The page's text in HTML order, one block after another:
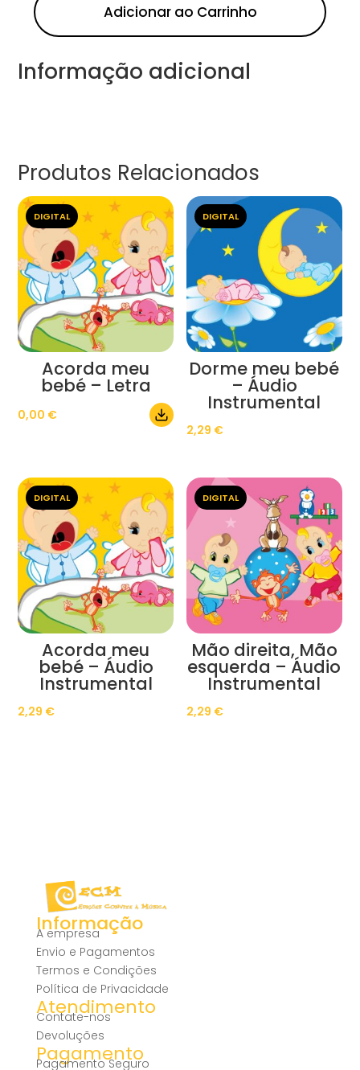
Adicionar ao Carrinho
Informação adicional
Produtos Relacionados
DIGITAL
Acorda meu
bebé – Letra
0,00 €
DIGITAL
Dorme meu bebé
– Áudio
Instrumental
2,29 €
DIGITAL
Acorda meu
bebé – Áudio
Instrumental
2,29 €
DIGITAL
Mão direita, Mão
esquerda – Áudio
Instrumental
2,29 €
Informação
A empresa
Envio e Pagamentos
Termos e Condições
Política de Privacidade
Atendimento
Contate-nos
Devoluções
Pagamento
Pagamento Seguro